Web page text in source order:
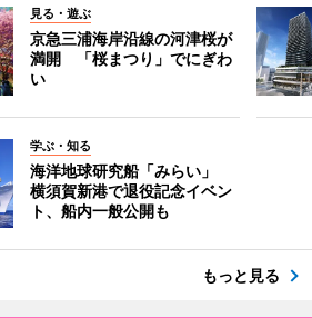
見る・遊ぶ
京急三浦海岸沿線の河津桜が
満開 「桜まつり」でにぎわ
い
学ぶ・知る
海洋地球研究船「みらい」
横須賀新港で退役記念イベン
ト、船内一般公開も
もっと見る